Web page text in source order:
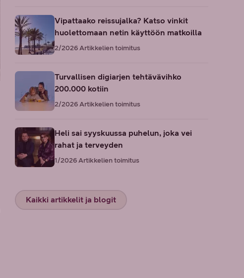
Vipattaako reissujalka? Katso vinkit
huolettomaan netin käyttöön matkoilla
2/2026Artikkelien toimitus
Turvallisen digiarjen tehtävävihko
200.000 kotiin
2/2026Artikkelien toimitus
Heli sai syyskuussa puhelun, joka vei
rahat ja terveyden
1/2026Artikkelien toimitus
Kaikki artikkelit ja blogit